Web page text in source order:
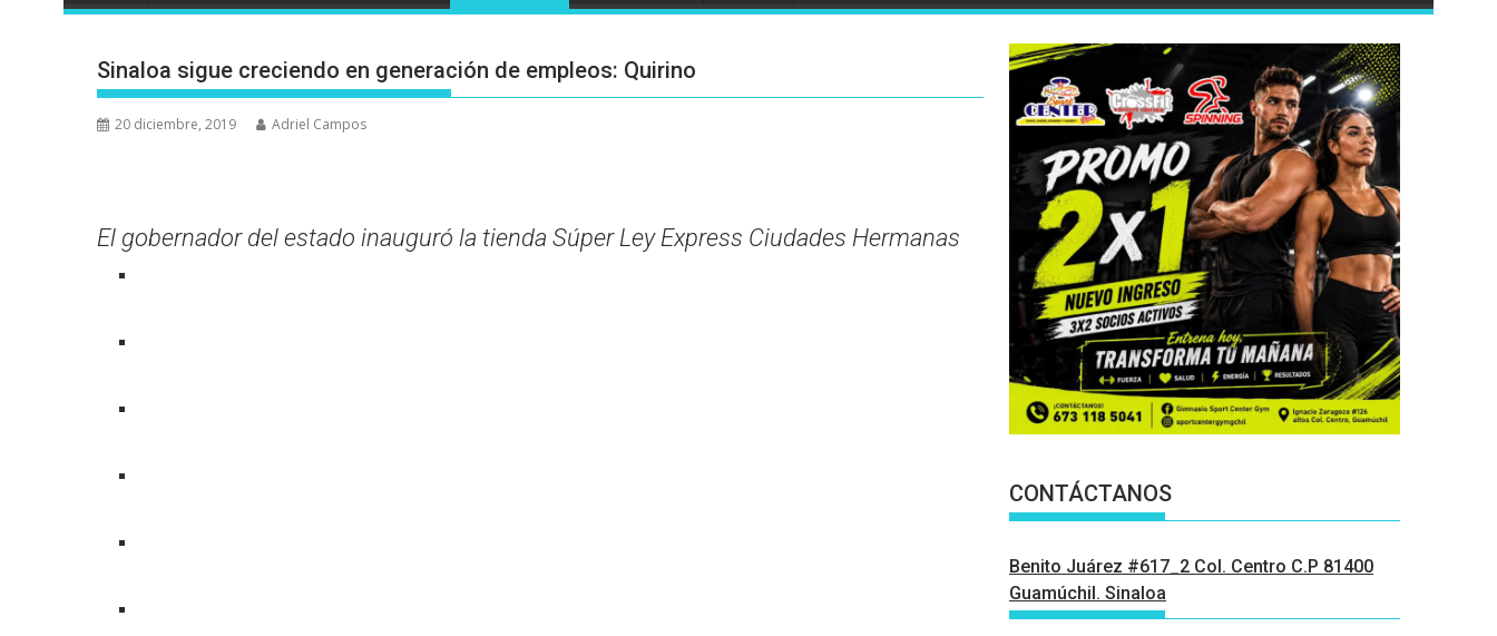
Sinaloa sigue creciendo en generación de empleos: Quirino
20 diciembre, 2019 Adriel Campos
El gobernador del estado inauguró la tienda Súper Ley Express Ciudades Hermanas
CONTÁCTANOS
Benito Juárez #617_2 Col. Centro C.P 81400
Guamúchil. Sinaloa